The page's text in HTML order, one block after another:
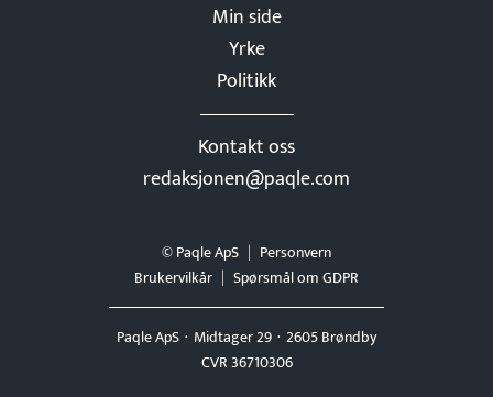
Min side
Yrke
Politikk
Kontakt oss
redaksjonen@paqle.com
Paqle ApS Midtager 29 2605 Brøndby
CVR 36710306
© Paqle ApS
Personvern
Brukervilkår
Spørsmål om GDPR